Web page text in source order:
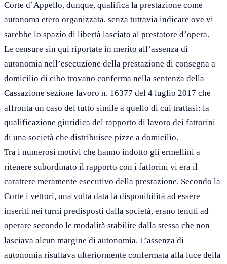
Corte d’Appello, dunque, qualifica la prestazione come
autonoma etero organizzata, senza tuttavia indicare ove vi
sarebbe lo spazio di libertà lasciato al prestatore d’opera.
Le censure sin qui riportate in merito all’assenza di
autonomia nell’esecuzione della prestazione di consegna a
domicilio di cibo trovano conferma nella sentenza della
Cassazione sezione lavoro n. 16377 del 4 luglio 2017 che
affronta un caso del tutto simile a quello di cui trattasi: la
qualificazione giuridica del rapporto di lavoro dei fattorini
di una società che distribuisce pizze a domicilio.
Tra i numerosi motivi che hanno indotto gli ermellini a
ritenere subordinato il rapporto con i fattorini vi era il
carattere meramente esecutivo della prestazione. Secondo la
Corte i vettori, una volta data la disponibilità ad essere
inseriti nei turni predisposti dalla società, erano tenuti ad
operare secondo le modalità stabilite dalla stessa che non
lasciava alcun margine di autonomia. L’assenza di
autonomia risultava ulteriormente confermata alla luce della